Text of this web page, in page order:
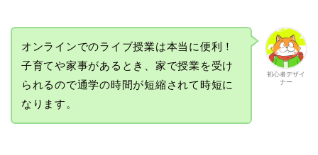
初心者デザイ
ナー
オンラインでのライブ授業は本当に便利！
子育てや家事があるとき、家で授業を受け
られるので通学の時間が短縮されて時短に
なります。